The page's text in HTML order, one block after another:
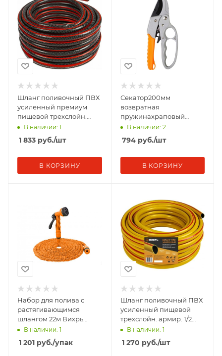
Шланг поливочный ПВХ
усиленный премиум
пищевой трехслойн.
армир. 1/2 25м черн./
красн. Вихрь 73/7/2/1
В наличии: 1
1 833 руб./шт
В КОРЗИНУ
Секатор200мм
возвратная
пружинахраповый
механизмтефлоновое
Вихрь 73/7
В наличии: 2
794руб./шт
В КОРЗИНУ
Набор для полива с
растягивающимся
шлангом 22м Вихрь
73/7/2/26
В наличии: 1
1 201 руб./упак
Шланг поливочный ПВХ
усиленный пищевой
трехслойн. армир. 1/2
25м желт. Вихрь 73/7/2/6
В наличии: 1
1 270 руб./шт